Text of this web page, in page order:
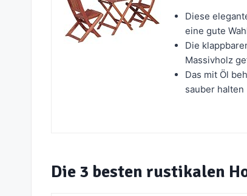
Diese
eine gute
Die
Massivholz
Das mit Öl
sauber halten
Die 3 besten rustikalen